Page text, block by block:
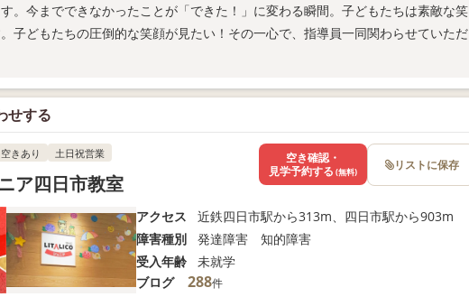
。今までできなかったことが「できた！」に変わる瞬間。子どもたちは素敵な笑
子どもたちの圧倒的な笑顔が見たい！その一心で、指導員一同関わらせていただ
せする
空きあり 土日祝営業
ア四日市教室
アクセス
近鉄四日市駅から313m、四日市駅から903m
障害種別
発達障害 知的障害
受入年齢
未就学
ブログ
288件
空き確認・
見学予約する (無料) リストに保存